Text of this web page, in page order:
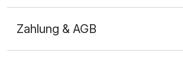
Doppelzimmer B
2 Erwachsene und 1 Kind
Zahlung & AGB